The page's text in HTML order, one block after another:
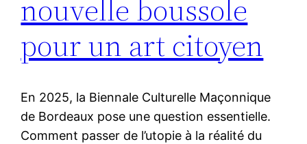
nouvelle boussole
pour un art citoyen
En 2025, la Biennale Culturelle Maçonnique
de Bordeaux pose une question essentielle.
Comment passer de l’utopie à la réalité du